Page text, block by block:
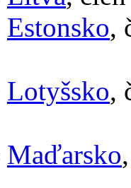
Estonsko,
Lotyšsko,
Maďarsko